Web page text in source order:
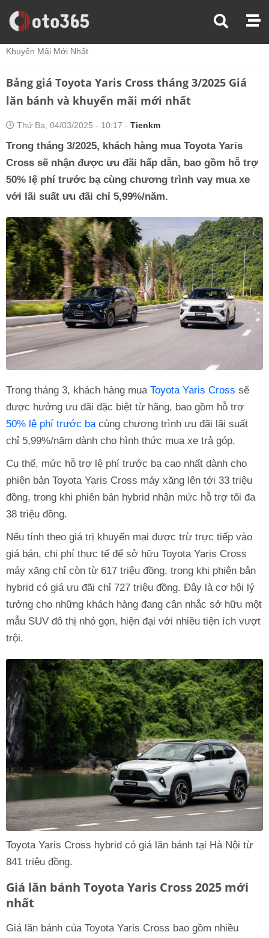
Trang Chủ
Tin Xe
Khuyến Mãi Mới Nhất
Bảng giá Toyota Yaris Cross tháng 3/2025 Giá
lăn bánh và khuyến mãi mới nhất
Thứ Ba, 04/03/2025 - 10:17 - Tienkm
Trong tháng 3/2025, khách hàng mua Toyota Yaris
Cross sẽ nhận được ưu đãi hấp dẫn, bao gồm hỗ trợ
50% lệ phí trước bạ cùng chương trình vay mua xe
với lãi suất ưu đãi chỉ 5,99%/năm.
Trong tháng 3, khách hàng mua Toyota Yaris Cross sẽ
được hưởng ưu đãi đặc biệt từ hãng, bao gồm hỗ trợ
50% lệ phí trước bạcùng chương trình ưu đãi lãi suất
chỉ 5,99%/năm dành cho hình thức mua xe trả góp.
Cụ thể, mức hỗ trợ lệ phí trước bạ cao nhất dành cho
phiên bản Toyota Yaris Cross máy xăng lên tới 33 triệu
đồng, trong khi phiên bản hybrid nhận mức hỗ trợ tối đa
38 triệu đồng.
Nếu tính theo giá trị khuyến mại được trừ trực tiếp vào
giá bán, chi phí thực tế để sở hữu Toyota Yaris Cross
máy xăng chỉ còn từ 617 triệu đồng, trong khi phiên bản
hybrid có giá ưu đãi chỉ 727 triệu đồng. Đây là cơ hội lý
tưởng cho những khách hàng đang cân nhắc sở hữu một
mẫu SUV đô thị nhỏ gọn, hiện đại với nhiều tiện ích vượt
trội.
Toyota Yaris Cross hybrid có giá lăn bánh tại Hà Nội từ
841 triệu đồng.
Giá lăn bánh Toyota Yaris Cross 2025 mới
nhất
Giá lăn bánh của Toyota Yaris Cross bao gồm nhiều